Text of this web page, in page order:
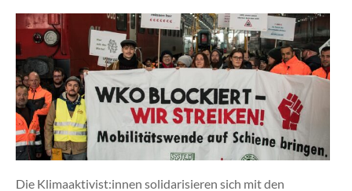
Die Klimaaktivist:innen solidarisieren sich mit den